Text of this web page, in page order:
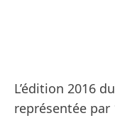
L’édition 2016
représentée